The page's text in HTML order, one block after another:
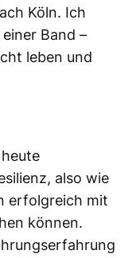
Köln. Ich
Band –
leben und
also wie
erfolgreich mit
können.